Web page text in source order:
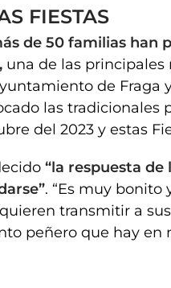
FIESTAS
de 50 familias han
una de las
de Fraga
las tradicionales
del 2023 y estas
“la respuesta
. “Es muy
transmitir a
peñero que hay en